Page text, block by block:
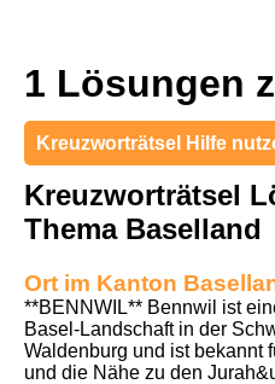
1 Lösungen
Kreuzworträtsel Hilfe
Kreuzworträtsel
Thema Baselland
Ort im Kanton
**BENNWIL** Bennwil ist
Basel-Landschaft in der
Waldenburg und ist bekannt
und die Nähe zu den